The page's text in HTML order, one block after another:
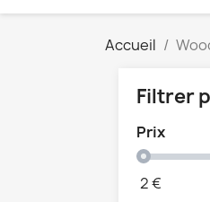
Accueil
Filtrer
Prix
2€